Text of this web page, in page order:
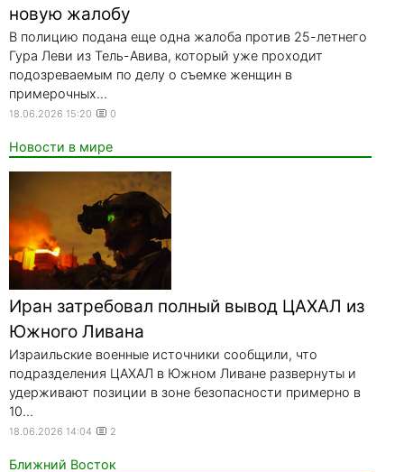
новую жалобу
В полицию подана еще одна жалоба против 25-летнего
Гура Леви из Тель-Авива, который уже проходит
подозреваемым по делу о съемке женщин в
примерочных...
18.06.2026 15:20 0
Новости в мире
Иран затребовал полный вывод ЦАХАЛ из
Южного Ливана
Израильские военные источники сообщили, что
подразделения ЦАХАЛ в Южном Ливане развернуты и
удерживают позиции в зоне безопасности примерно в
10...
18.06.2026 14:04 2
Ближний Восток